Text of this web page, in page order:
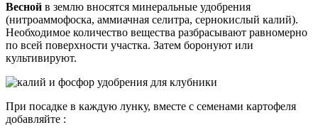
Весной в землю вносятся минеральные удобрения
(нитроаммофоска, аммиачная селитра, сернокислый калий).
Необходимое количество вещества разбрасывают равномерно
по всей поверхности участка. Затем боронуют или
культивируют.
При посадке в каждую лунку, вместе с семенами картофеля
добавляйте :